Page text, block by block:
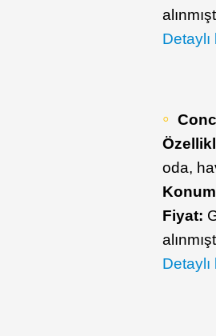
Detaylı
oda,
Fiyat:
Detaylı